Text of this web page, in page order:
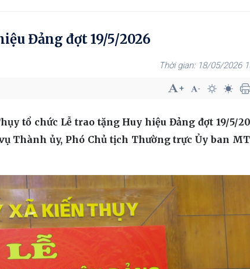
Đảng đợt 19/5/2026
18/05/2026
tổ chức Lễ trao tặng Huy hiệu Đảng đợt 19/5/
Thành ủy, Phó Chủ tịch Thường trực Ủy ban